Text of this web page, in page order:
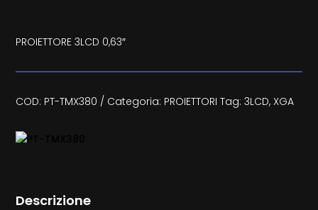
PROIETTORE 3LCD 0,63″
COD: PT-TMX380 Categoria: PROIETTORI Tag: 3LCD,XGA
Descrizione